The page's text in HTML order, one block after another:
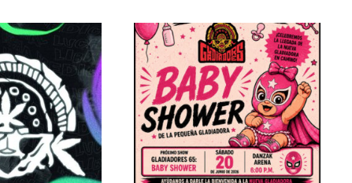
desde
S/ 60.00
hasta
S/ 80.00